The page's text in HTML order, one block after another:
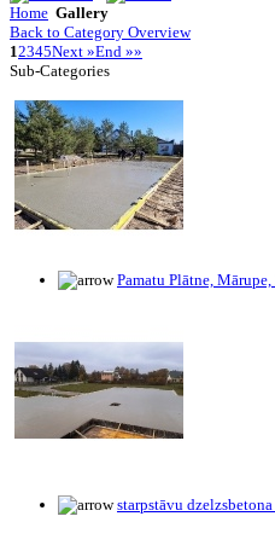
Home Gallery
Back to Category Overview
12345Next »End »»
Sub-Categories
Pamatu Plātne,
starpstāvu